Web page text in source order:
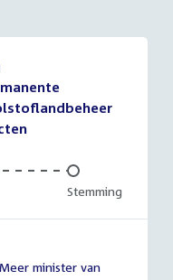
Onvoltooid:
Stemming
minister van